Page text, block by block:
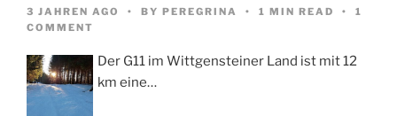
3 JAHREN AGO BY PEREGRINA 1 MIN READ
1
COMMENT
Der G11 im Wittgensteiner Land ist mit 12
km eine…